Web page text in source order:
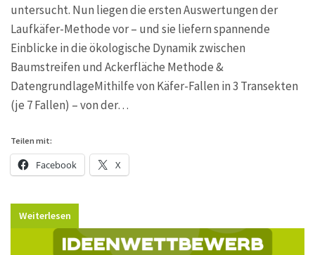
untersucht. Nun liegen die ersten Auswertungen der
Laufkäfer-Methode vor – und sie liefern spannende
Einblicke in die ökologische Dynamik zwischen
Baumstreifen und Ackerfläche Methode &
DatengrundlageMithilfe von Käfer-Fallen in 3 Transekten
(je 7 Fallen) – von der…
Teilen mit:
Facebook X
Weiterlesen